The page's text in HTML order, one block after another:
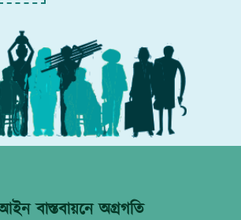
বাস্তবায়নে অগ্রগতি